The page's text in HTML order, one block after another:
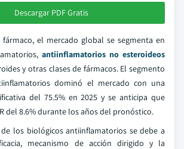
Descargar PDF Gratis
fármaco, el mercado global se segmenta en
antiinflamatorios no esteroideos
y otras clases de fármacos. El segmento
dominó el mercado con una
del 75.5% en 2025 y se anticipa que
del 8.6% durante los años del pronóstico.
los biológicos antiinflamatorios se debe a
mecanismo de acción dirigido y la